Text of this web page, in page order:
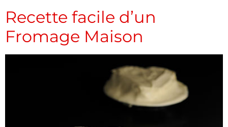
Recette facile d’un
Fromage Maison